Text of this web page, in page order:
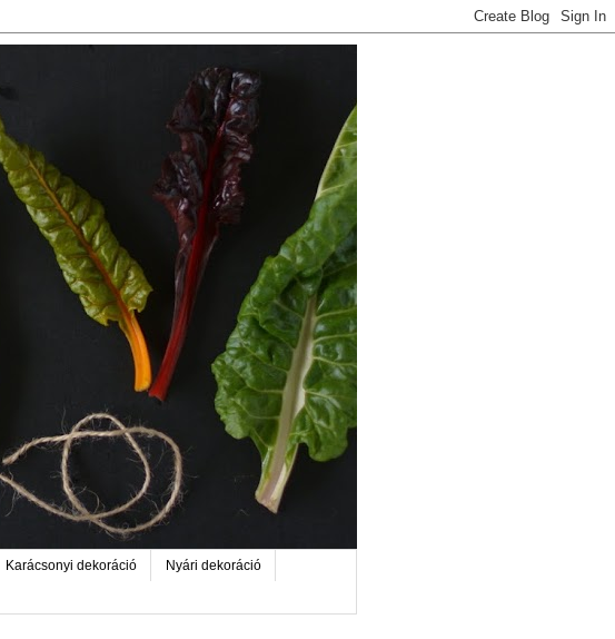
Karácsonyi dekoráció Nyári dekoráció